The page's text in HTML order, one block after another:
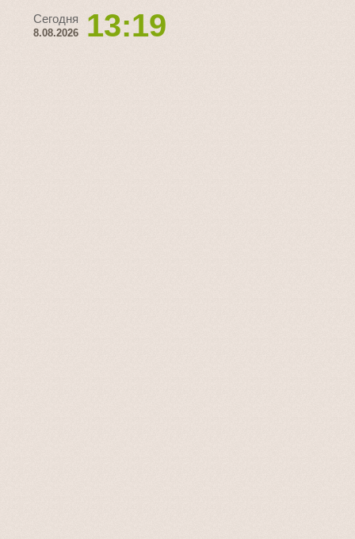
Сегодня
8.08.2026 13:19